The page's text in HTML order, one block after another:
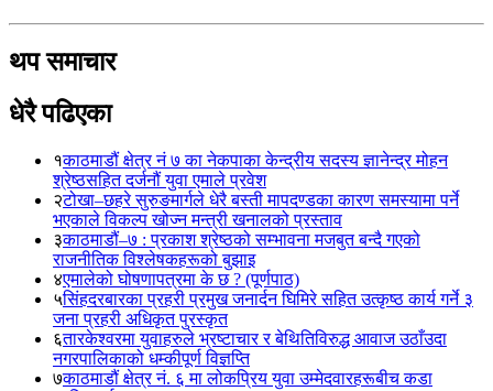
थप समाचार
धेरै पढिएका
१काठमाडौं क्षेत्र नं ७ का नेकपाका केन्द्रीय सदस्य ज्ञानेन्द्र मोहन
श्रेष्ठसहित दर्जनौं युवा एमाले प्रवेश
२टोखा–छहरे सुरुङमार्गले धेरै बस्ती मापदण्डका कारण समस्यामा पर्ने
भएकाले विकल्प खोज्न मन्त्री खनालको प्रस्ताव
३काठमाडौं–७ : प्रकाश श्रेष्ठको सम्भावना मजबुत बन्दै गएको
राजनीतिक विश्लेषकहरूको बुझाइ
४एमालेको घोषणापत्रमा के छ ? (पूर्णपाठ)
५सिंहदरबारका प्रहरी प्रमुख जनार्दन घिमिरे सहित उत्कृष्ठ कार्य गर्ने ३
जना प्रहरी अधिकृत पुरस्कृत
६तारकेश्वरमा युवाहरुले भ्रष्टाचार र बेथितिविरुद्ध आवाज उठाँउदा
नगरपालिकाको धम्कीपूर्ण विज्ञप्ति
७काठमाडौं क्षेत्र नं. ६ मा लोकप्रिय युवा उम्मेदवारहरूबीच कडा